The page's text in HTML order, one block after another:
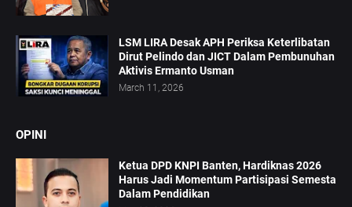
LSM LIRA Desak APH Periksa Keterlibatan
Dirut Pelindo dan JICT Dalam Pembunuhan
Aktivis Ermanto Usman
March 11, 2026
OPINI
Ketua DPD KNPI Banten, Hardiknas 2026
Harus Jadi Momentum Partisipasi Semesta
Dalam Pendidikan